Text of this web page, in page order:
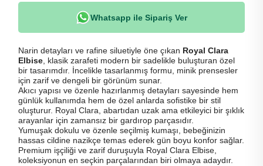
Whatsapp ile Sipariş Ver
Narin detayları ve rafine siluetiyle öne çıkan Royal Clara
Elbise, klasik zarafeti modern bir sadelikle buluşturan özel
bir tasarımdır. İncelikle tasarlanmış formu, minik prensesler
için zarif ve dengeli bir görünüm sunar.
Akıcı yapısı ve özenle hazırlanmış detayları sayesinde hem
günlük kullanımda hem de özel anlarda sofistike bir stil
oluşturur. Royal Clara, abartıdan uzak ama etkileyici bir şıklık
arayanlar için zamansız bir gardırop parçasıdır.
Yumuşak dokulu ve özenle seçilmiş kumaşı, bebeğinizin
hassas cildine nazikçe temas ederek gün boyu konfor sağlar.
Premium işçiliği ve zarif duruşuyla Royal Clara Elbise,
koleksiyonun en seçkin parçalarından biri olmaya adaydır.